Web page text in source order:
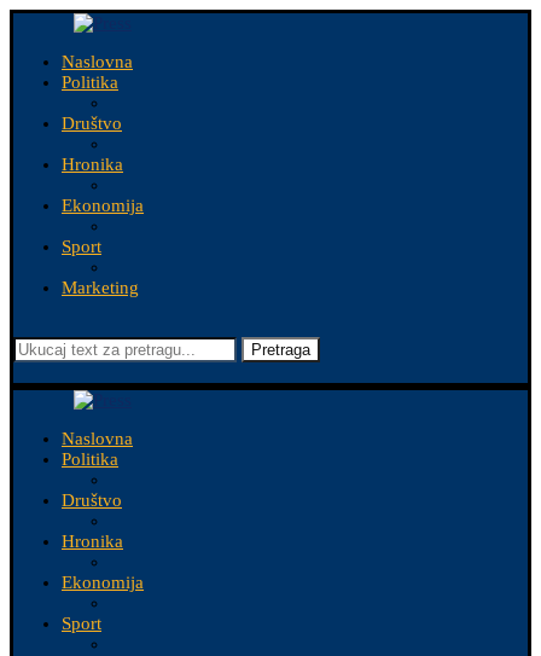
Naslovna
Politika
Društvo
Hronika
Ekonomija
Sport
Marketing
Pretraga
Naslovna
Politika
Društvo
Hronika
Ekonomija
Sport